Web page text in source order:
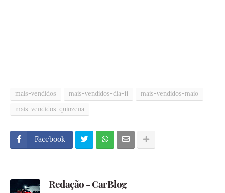
mais-vendidos mais-vendidos-dia-11
mais-vendidos-maio
mais-vendidos-quinzena
Facebook
Redação - CarBlog